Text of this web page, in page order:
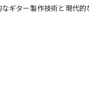
ギター製作技術と現